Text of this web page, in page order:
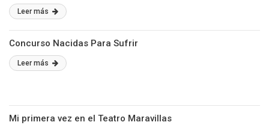
Leer más
Concurso Nacidas Para Sufrir
Leer más
Mi primera vez en el Teatro Maravillas